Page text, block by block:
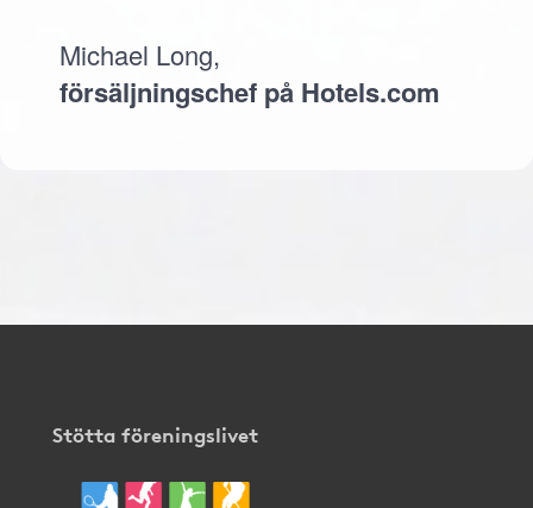
Michael Long,
försäljningschef på Hotels.com
Stötta föreningslivet